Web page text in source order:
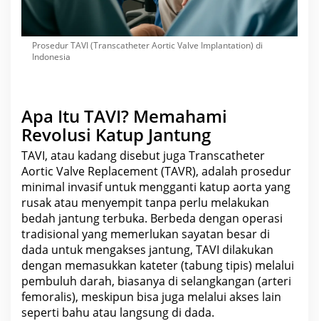
Prosedur TAVI (Transcatheter Aortic Valve Implantation) di
Indonesia
Apa Itu TAVI? Memahami
Revolusi Katup Jantung
TAVI, atau kadang disebut juga Transcatheter
Aortic Valve Replacement (TAVR), adalah prosedur
minimal invasif untuk mengganti katup aorta yang
rusak atau menyempit tanpa perlu melakukan
bedah jantung terbuka. Berbeda dengan operasi
tradisional yang memerlukan sayatan besar di
dada untuk mengakses jantung, TAVI dilakukan
dengan memasukkan kateter (tabung tipis) melalui
pembuluh darah, biasanya di selangkangan (arteri
femoralis), meskipun bisa juga melalui akses lain
seperti bahu atau langsung di dada.